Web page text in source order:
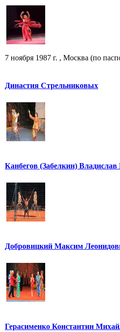
7 ноября 1987 г. , Москва (по
Династия Стрельниковых
Канбегов (Забелкин) Владислав
Добровицкий Максим
Герасименко Константин